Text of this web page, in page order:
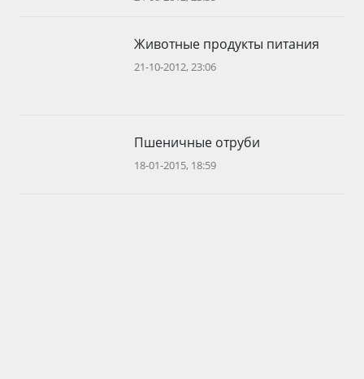
Животные продукты питания
21-10-2012, 23:06
Пшеничные отруби
18-01-2015, 18:59